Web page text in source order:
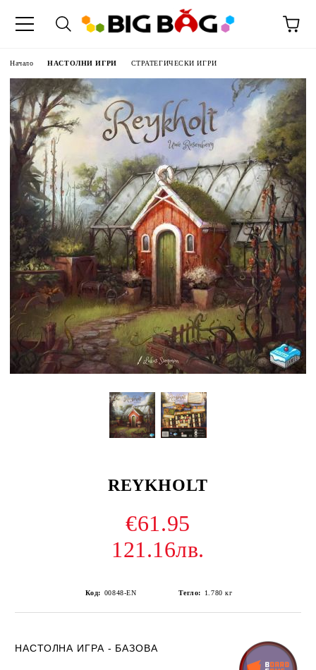
Начало НАСТОЛНИ ИГРИ СТРАТЕГИЧЕСКИ ИГРИ
REYKHOLT
€61.95
121.16лв.
Код: 00848-EN Тегло: 1.780 кг
НАСТОЛНА ИГРА - БАЗОВА